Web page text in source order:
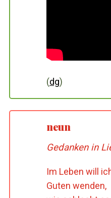
(dg)
neun
Gedanken in
Im Leben will
Guten wenden,